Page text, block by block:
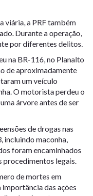
viária, a PRF também
Durante a operação,
por diferentes delitos.
na BR-116, no Planalto
de aproximadamente
um veículo
O motorista perdeu o
árvore antes de ser
de drogas nas
incluindo maconha,
foram encaminhados
legais.
de mortes em
das ações